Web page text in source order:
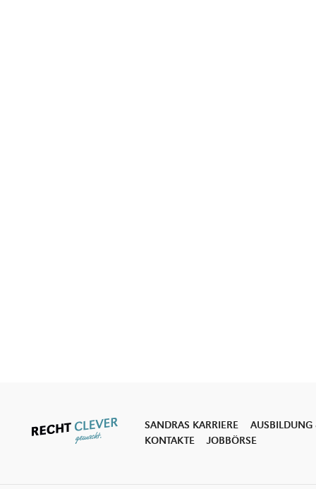
SANDRAS KARRIERE
AUSBILDUNG
KONTAKTE
JOBBÖRSE